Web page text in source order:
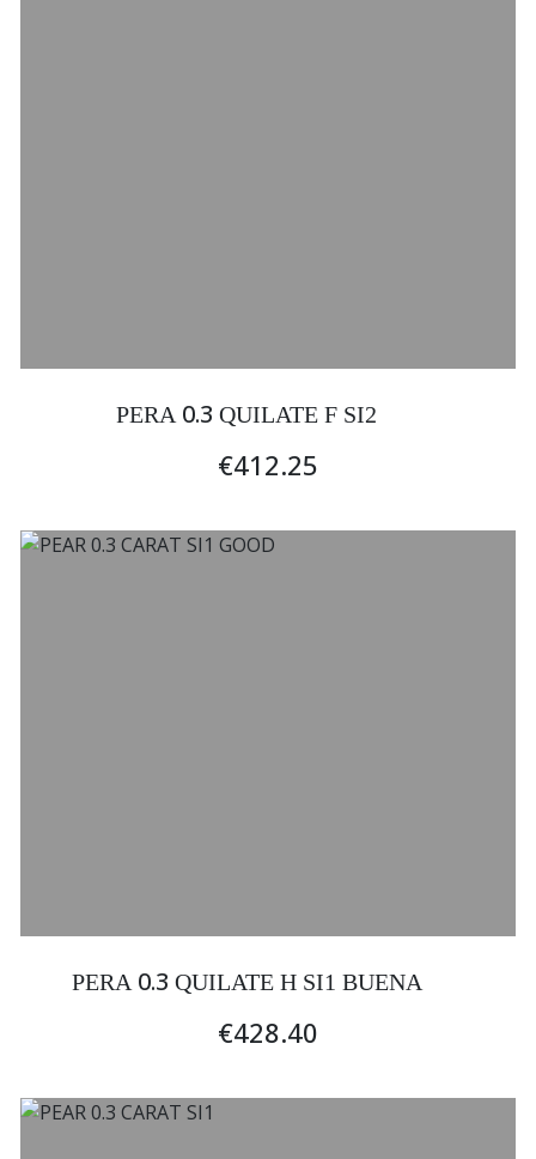
PERA 0.3 QUILATE F SI2
€412.25
PERA 0.3 QUILATE H SI1 BUENA
€428.40